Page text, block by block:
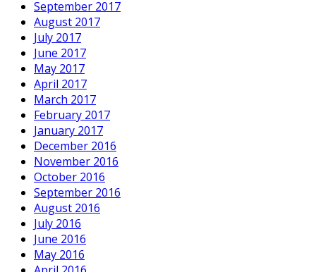
September 2017
August 2017
July 2017
June 2017
May 2017
April 2017
March 2017
February 2017
January 2017
December 2016
November 2016
October 2016
September 2016
August 2016
July 2016
June 2016
May 2016